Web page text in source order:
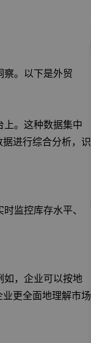
。以下是外贸
。这种数据集中
进行综合分析，识
监控库存水平、
如，企业可以按地
更全面地理解市场